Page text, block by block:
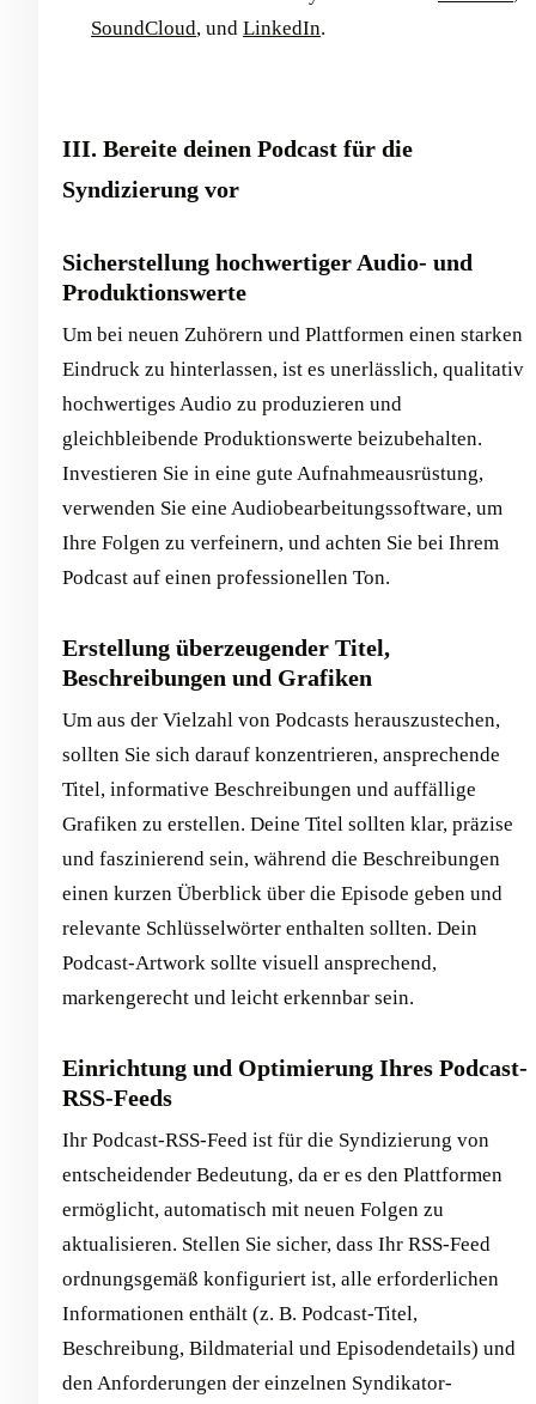
SoundCloud, und LinkedIn.
III. Bereite deinen Podcast für die
Syndizierung vor
Sicherstellung hochwertiger Audio- und
Produktionswerte
Um bei neuen Zuhörern und Plattformen einen starken
Eindruck zu hinterlassen, ist es unerlässlich, qualitativ
hochwertiges Audio zu produzieren und
gleichbleibende Produktionswerte beizubehalten.
Investieren Sie in eine gute Aufnahmeausrüstung,
verwenden Sie eine Audiobearbeitungssoftware, um
Ihre Folgen zu verfeinern, und achten Sie bei Ihrem
Podcast auf einen professionellen Ton.
Erstellung überzeugender Titel,
Beschreibungen und Grafiken
Um aus der Vielzahl von Podcasts herauszustechen,
sollten Sie sich darauf konzentrieren, ansprechende
Titel, informative Beschreibungen und auffällige
Grafiken zu erstellen. Deine Titel sollten klar, präzise
und faszinierend sein, während die Beschreibungen
einen kurzen Überblick über die Episode geben und
relevante Schlüsselwörter enthalten sollten. Dein
Podcast-Artwork sollte visuell ansprechend,
markengerecht und leicht erkennbar sein.
Einrichtung und Optimierung Ihres Podcast-
RSS-Feeds
Ihr Podcast-RSS-Feed ist für die Syndizierung von
entscheidender Bedeutung, da er es den Plattformen
ermöglicht, automatisch mit neuen Folgen zu
aktualisieren. Stellen Sie sicher, dass Ihr RSS-Feed
ordnungsgemäß konfiguriert ist, alle erforderlichen
Informationen enthält (z. B. Podcast-Titel,
Beschreibung, Bildmaterial und Episodendetails) und
den Anforderungen der einzelnen Syndikator-